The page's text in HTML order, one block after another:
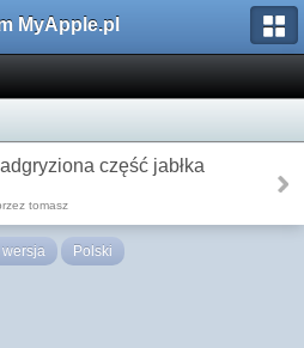
MyApple.pl
część jabłka
tomasz
wersja Polski